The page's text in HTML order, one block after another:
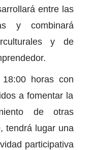
entre las
y combinará
y de
horas con
a fomentar la
de otras
tendrá lugar una
participativa